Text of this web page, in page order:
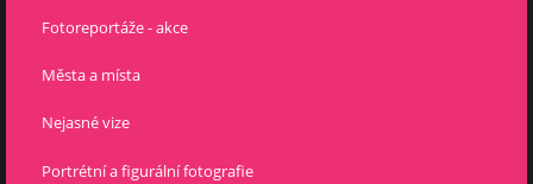
Fotoreportáže - akce
Města a místa
Nejasné vize
Portrétní a figurální fotografie